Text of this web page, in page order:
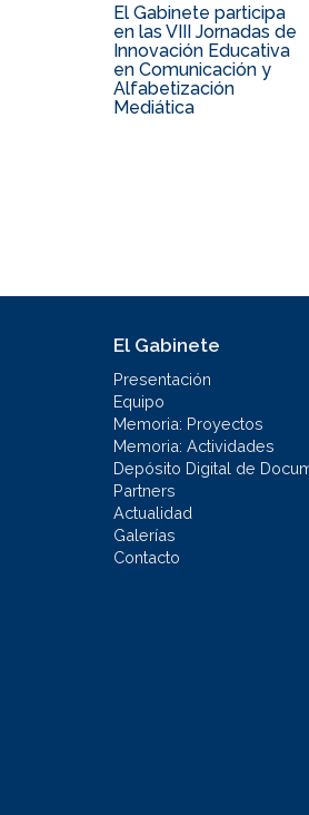
El Gabinete participa
en las VIII Jornadas de
Innovación Educativa
en Comunicación y
Alfabetización
Mediática
El Gabinete
Presentación
Equipo
Memoria: Proyectos
Memoria: Actividades
Depósito Digital de
Partners
Actualidad
Galerías
Contacto